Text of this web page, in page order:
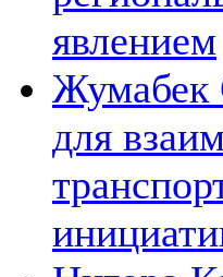
явлением
Жумабек
для